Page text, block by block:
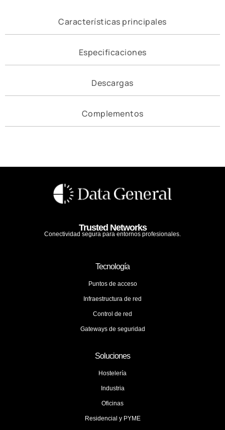
Características principales
Especificaciones
Descargas
Complementos
Trusted Networks
Conectividad segura para entornos profesionales.
Tecnología
Puntos de acceso
Infraestructura de red
Control de red
Gateways de seguridad
Soluciones
Hostelería
Industria
Oficinas
Residencial y PYME